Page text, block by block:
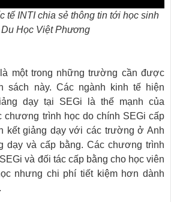
tế INTI chia sẻ thông tin tới học sinh
Học Việt Phương
một trong những trường cần được
sách này. Các ngành kinh tế hiện
dạy tại SEGi là thế mạnh của
chương trình học do chính SEGi cấp
kết giảng dạy với các trường ở Anh
dạy và cấp bằng. Các chương trình
và đối tác cấp bằng cho học viên
nhưng chi phí tiết kiệm hơn dành